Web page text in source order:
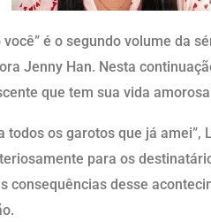
você” é o segundo volume da
Jenny Han. Nesta
que tem sua vida
todos os garotos que já
para os
consequências desse